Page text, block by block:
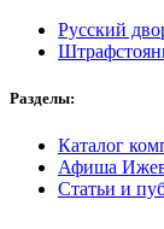
Русский
Разделы:
Каталог
Афиша
Статьи и